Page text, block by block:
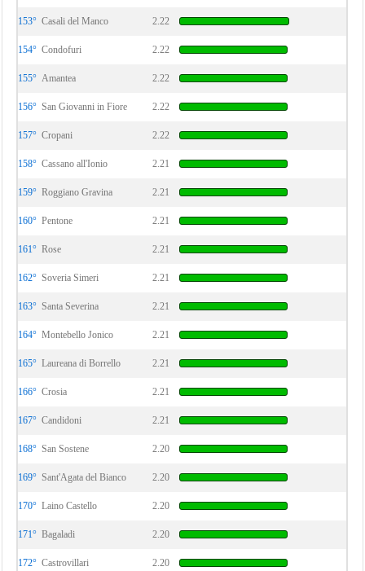
153° Casali del Manco 2.22
154° Condofuri 2.22
155° Amantea 2.22
156° San Giovanni in Fiore 2.22
157° Cropani 2.22
158° Cassano all'Ionio 2.21
159° Roggiano Gravina 2.21
160° Pentone 2.21
161° Rose 2.21
162° Soveria Simeri 2.21
163° Santa Severina 2.21
164° Montebello Jonico 2.21
165° Laureana di Borrello 2.21
166° Crosia 2.21
167° Candidoni 2.21
168° San Sostene 2.20
169° Sant'Agata del Bianco 2.20
170° Laino Castello 2.20
171° Bagaladi 2.20
172° Castrovillari 2.20